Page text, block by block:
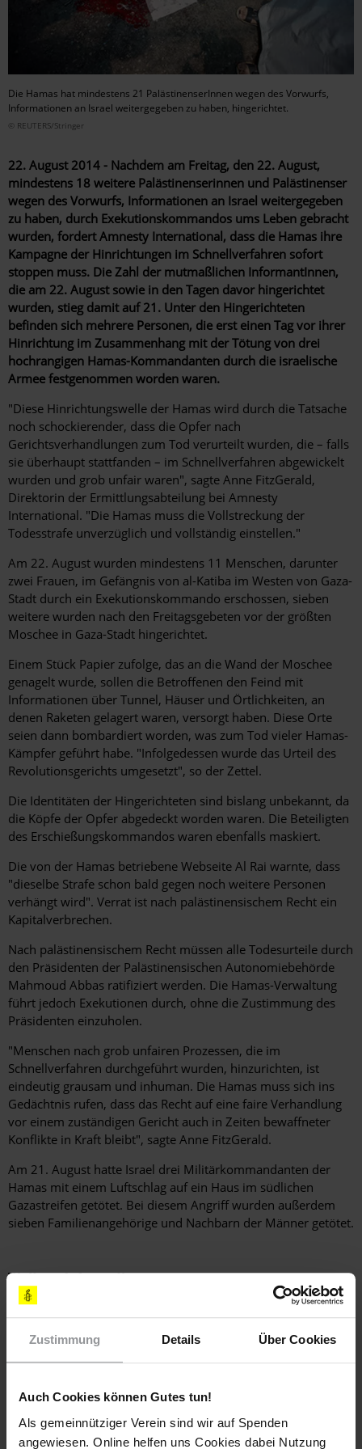
Zustimmung Details Über Cookies
Auch Cookies können Gutes tun!
Als gemeinnütziger Verein sind wir auf Spenden
angewiesen. Online helfen uns Cookies dabei Nutzung
Die Hamas hat mindestens 21 PalästinenserInnen wegen des Vorwurfs,
Informationen an Israel weitergegeben zu haben, hingerichtet.
© REUTERS/Stringer
22. August 2014 - Nachdem am Freitag, den 22. August,
mindestens 18 weitere Palästinenserinnen und Palästinenser
wegen des Vorwurfs, Informationen an Israel weitergegeben
zu haben, durch Exekutionskommandos ums Leben gebracht
wurden, fordert Amnesty International, dass die Hamas ihre
Kampagne der Hinrichtungen im Schnellverfahren sofort
stoppen muss. Die Zahl der mutmaßlichen InformantInnen,
die am 22. August sowie in den Tagen davor hingerichtet
wurden, stieg damit auf 21. Unter den Hingerichteten
befinden sich mehrere Personen, die erst einen Tag vor ihrer
Hinrichtung im Zusammenhang mit der Tötung von drei
hochrangigen Hamas-Kommandanten durch die israelische
Armee festgenommen worden waren.
"Diese Hinrichtungswelle der Hamas wird durch die Tatsache
noch schockierender, dass die Opfer nach
Gerichtsverhandlungen zum Tod verurteilt wurden, die – falls
sie überhaupt stattfanden – im Schnellverfahren abgewickelt
wurden und grob unfair waren", sagte Anne FitzGerald,
Direktorin der Ermittlungsabteilung bei Amnesty
International. "Die Hamas muss die Vollstreckung der
Todesstrafe unverzüglich und vollständig einstellen."
Am 22. August wurden mindestens 11 Menschen, darunter
zwei Frauen, im Gefängnis von al-Katiba im Westen von Gaza-
Stadt durch ein Exekutionskommando erschossen, sieben
weitere wurden nach den Freitagsgebeten vor der größten
Moschee in Gaza-Stadt hingerichtet.
Einem Stück Papier zufolge, das an die Wand der Moschee
genagelt wurde, sollen die Betroffenen den Feind mit
Informationen über Tunnel, Häuser und Örtlichkeiten, an
denen Raketen gelagert waren, versorgt haben. Diese Orte
seien dann bombardiert worden, was zum Tod vieler Hamas-
Kämpfer geführt habe. "Infolgedessen wurde das Urteil des
Revolutionsgerichts umgesetzt", so der Zettel.
Die Identitäten der Hingerichteten sind bislang unbekannt, da
die Köpfe der Opfer abgedeckt worden waren. Die Beteiligten
des Erschießungskommandos waren ebenfalls maskiert.
Die von der Hamas betriebene Webseite Al Rai warnte, dass
"dieselbe Strafe schon bald gegen noch weitere Personen
verhängt wird". Verrat ist nach palästinensischem Recht ein
Kapitalverbrechen.
Nach palästinensischem Recht müssen alle Todesurteile durch
den Präsidenten der Palästinensischen Autonomiebehörde
Mahmoud Abbas ratifiziert werden. Die Hamas-Verwaltung
führt jedoch Exekutionen durch, ohne die Zustimmung des
Präsidenten einzuholen.
"Menschen nach grob unfairen Prozessen, die im
Schnellverfahren durchgeführt wurden, hinzurichten, ist
eindeutig grausam und inhuman. Die Hamas muss sich ins
Gedächtnis rufen, dass das Recht auf eine faire Verhandlung
vor einem zuständigen Gericht auch in Zeiten bewaffneter
Konflikte in Kraft bleibt", sagte Anne FitzGerald.
Am 21. August hatte Israel drei Militärkommandanten der
Hamas mit einem Luftschlag auf ein Haus im südlichen
Gazastreifen getötet. Bei diesem Angriff wurden außerdem
sieben Familienangehörige und Nachbarn der Männer getötet.
Weitere Informationen
Themen